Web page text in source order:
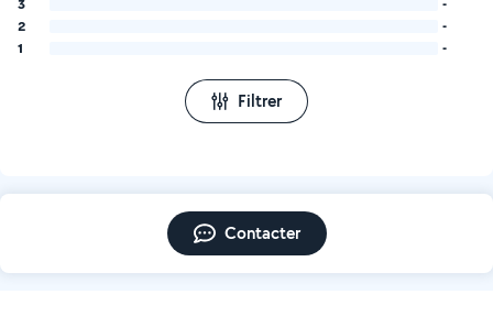
3
-
2
-
1
-
Filtrer
Contacter